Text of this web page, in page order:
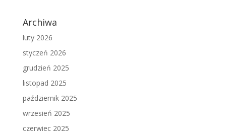
Archiwa
luty 2026
styczeń 2026
grudzień 2025
listopad 2025
październik 2025
wrzesień 2025
czerwiec 2025